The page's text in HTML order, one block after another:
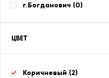
г.Богданович (0)
ЦВЕТ
Коричневый (2)